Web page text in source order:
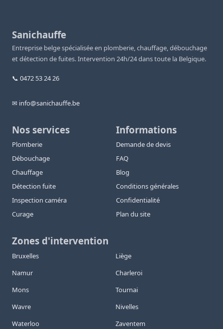
Sanichauffe
Entreprise belge spécialisée en plomberie, chauffage, débouchage
et détection de fuites. Intervention 24h/24 dans toute la Belgique.
📞 0472 53 24 26
✉ info@sanichauffe.be
Nos services
Plomberie
Débouchage
Chauffage
Détection fuite
Inspection caméra
Curage
Informations
Demande de devis
FAQ
Blog
Conditions générales
Confidentialité
Plan du site
Zones d'intervention
Bruxelles
Liège
Namur
Charleroi
Mons
Tournai
Wavre
Nivelles
Waterloo
Zaventem